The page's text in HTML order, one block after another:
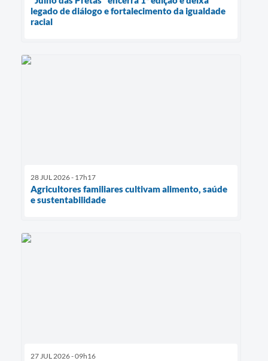
legado de diálogo e fortalecimento da igualdade
racial
28 JUL 2026 - 17h17
Agricultores familiares cultivam alimento, saúde
e sustentabilidade
27 JUL 2026 - 09h16